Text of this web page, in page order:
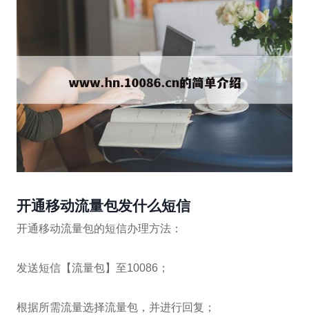
开通移动流量包发什么短信
开通移动流量包的短信办理方法：
发送短信【流量包】至10086；
根据所需流量选择流量包，并进行回复；